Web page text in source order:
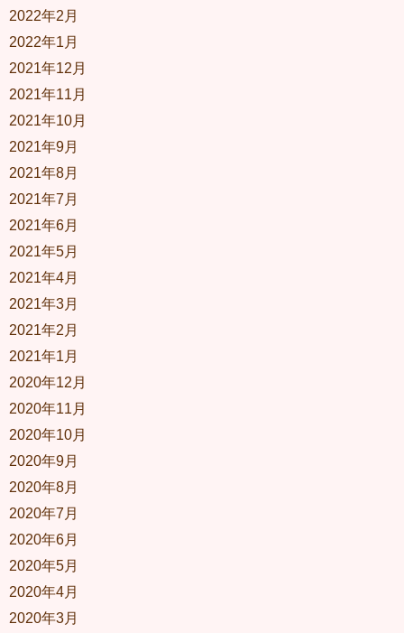
2022年2月
2022年1月
2021年12月
2021年11月
2021年10月
2021年9月
2021年8月
2021年7月
2021年6月
2021年5月
2021年4月
2021年3月
2021年2月
2021年1月
2020年12月
2020年11月
2020年10月
2020年9月
2020年8月
2020年7月
2020年6月
2020年5月
2020年4月
2020年3月